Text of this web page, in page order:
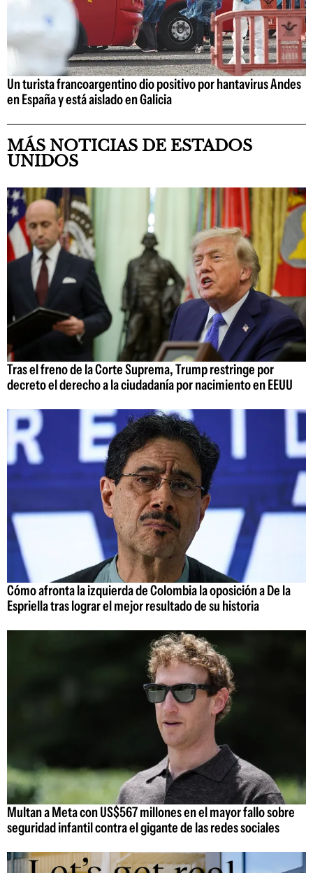
Un turista francoargentino dio positivo por hantavirus Andes
en España y está aislado en Galicia
MÁS NOTICIAS DE ESTADOS
UNIDOS
Tras el freno de la Corte Suprema, Trump restringe por
decreto el derecho a la ciudadanía por nacimiento en EEUU
Cómo afronta la izquierda de Colombia la oposición a De la
Espriella tras lograr el mejor resultado de su historia
Multan a Meta con US$567 millones en el mayor fallo sobre
seguridad infantil contra el gigante de las redes sociales